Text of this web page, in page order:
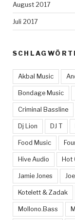
August 2017
Juli 2017
Akbal Music
Bondage Music
Criminal Bassline
Dj Lion DJ T
Food Music
Hive Audio Hot
Jamie Jones
Kotelett & Zadak
Mollono.Bass